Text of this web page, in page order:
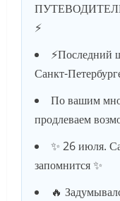
⚡️
⚡️Последний
Санкт-
По вашим
продлеваем
✨ 26 июля.
запомнится ✨
🔥